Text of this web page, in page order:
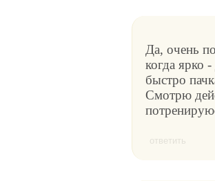
Да, очень
когда ярко
быстро
Смотрю
ответить